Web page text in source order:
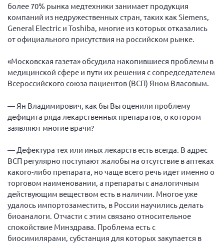
более 70% рынка медтехники занимает продукция
компаний из недружественных стран, таких как Siemens,
General Electric и Toshiba, многие из которых отказались
от официального присутствия на российском рынке.
«Московская газета» обсудила накопившиеся проблемы в
медицинской сфере и пути их решения с сопредседателем
Всероссийского союза пациентов (ВСП) Яном Власовым.
— Ян Владимирович, как бы Вы оценили проблему
дефицита ряда лекарственных препаратов, о котором
заявляют многие врачи?
— Дефектура тех или иных лекарств есть всегда. В адрес
ВСП регулярно поступают жалобы на отсутствие в аптеках
какого-либо препарата, но чаще всего речь идет именно о
торговом наименовании, а препараты с аналогичным
действующим веществом есть в наличии. Многое уже
удалось импортозаместить, в России научились делать
биоаналоги. Отчасти с этим связано относительное
спокойствие Минздрава. Проблема есть с
биосимилярами, субстанция для которых закупается в